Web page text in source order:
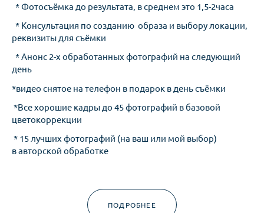
* Фотосъёмка до результата, в среднем это 1,5-2часа
* Консультация по созданию образа и выбору локации,
реквизиты для съёмки
* Анонс 2-х обработанных фотографий на следующий
день
*видео снятое на телефон в подарок в день съёмки
*Все хорошие кадры до 45 фотографий в базовой
цветокоррекции
* 15 лучших фотографий (на ваш или мой выбор)
в авторской обработке
ПОДРОБНЕЕ